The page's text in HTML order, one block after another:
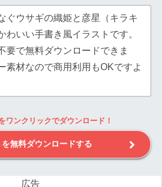
ぐウサギの織姫と彦星（キラキ
わいい手書き風イラストです。
要で無料ダウンロードできま
素材なので商用利用もOKですよ
ワンクリックでダウンロード！
無料ダウンロードする
広告